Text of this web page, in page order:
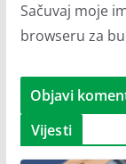
Sačuvaj moje
browseru za
Vijesti